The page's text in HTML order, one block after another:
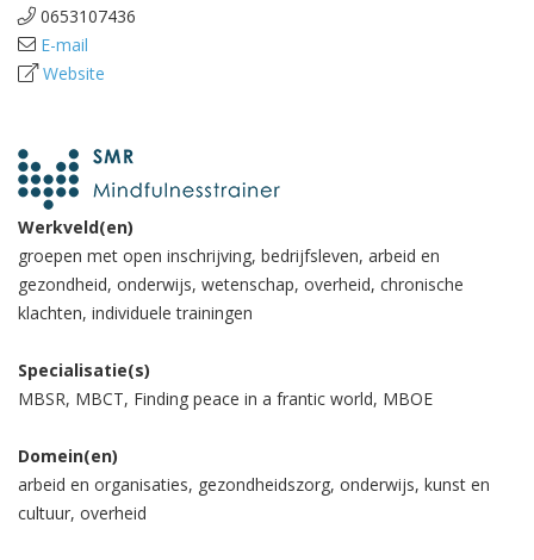
0653107436
E-mail
Website
Werkveld(en)
groepen met open inschrijving, bedrijfsleven, arbeid en
gezondheid, onderwijs, wetenschap, overheid, chronische
klachten, individuele trainingen
Specialisatie(s)
MBSR, MBCT, Finding peace in a frantic world, MBOE
Domein(en)
arbeid en organisaties, gezondheidszorg, onderwijs, kunst en
cultuur, overheid